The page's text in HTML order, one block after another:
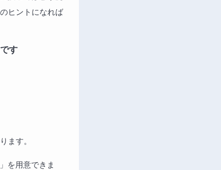
ヒントになれば
す
ます。
を用意できま